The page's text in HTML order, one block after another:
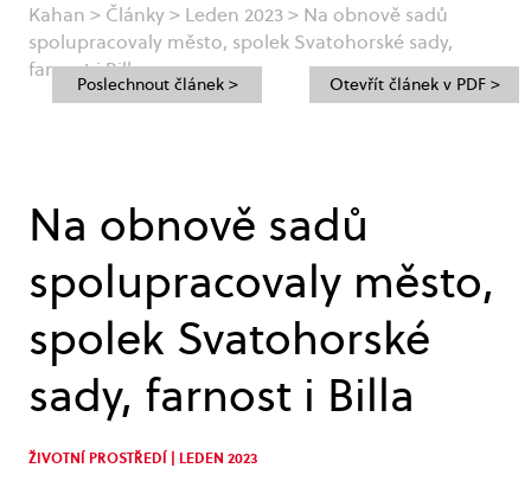
Kahan > Články> Leden 2023> Na obnově sadů
spolupracovaly město, spolek Svatohorské sady,
farnost i Billa
Na obnově sadů
spolupracovaly město,
spolek Svatohorské
sady, farnost i Billa
ŽIVOTNÍ PROSTŘEDÍ | LEDEN 2023
Poslechnout článek > Otevřít článek v PDF >